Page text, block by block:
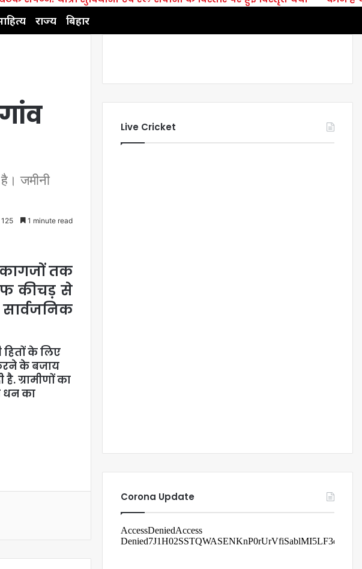
राज्य बिहार
जमीनी
125 1 minute read
कागजों तक
कीचड़ से
के लिए
के बजाय
ग्रामीणों का
धन का
Live Cricket
Corona Update